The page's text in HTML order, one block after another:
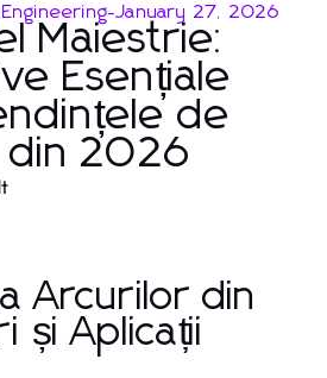
-January 27, 2026
Maiestrie:
Esențiale
de
din 2026
Arcurilor din
și Aplicații